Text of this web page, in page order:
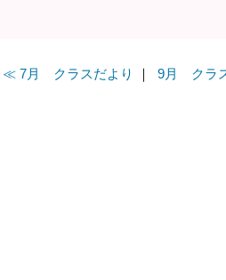
≪ 7月 クラスだより ｜ 9月 クラ